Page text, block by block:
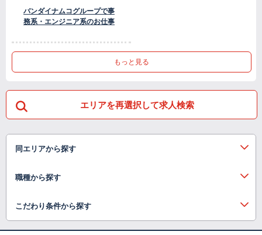
バンダイナムコグループで事
務系・エンジニア系のお仕事
もっと見る
エリアを再選択して求人検索
同エリアから探す
職種から探す
こだわり条件から探す